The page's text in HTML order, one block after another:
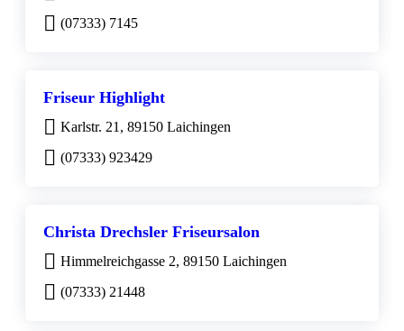
(07333) 7145
Friseur Highlight
Karlstr. 21, 89150 Laichingen
(07333) 923429
Christa Drechsler Friseursalon
Himmelreichgasse 2, 89150 Laichingen
(07333) 21448